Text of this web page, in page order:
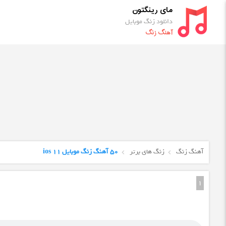
مای رینگتون
دانلود زنگ موبایل
آهنگ زنگ
آهنگ زنگ زنگ های برتر 50 آهنگ زنگ موبایل ios 11
1